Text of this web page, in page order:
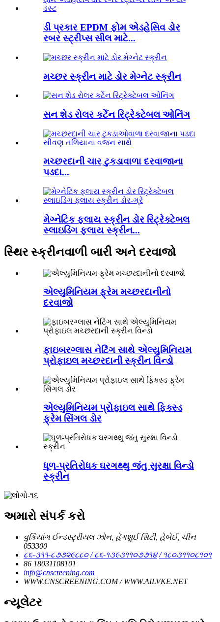
ડી પ્રકાર EPDM ફોમ એડહેસિવ ડોર
રબર સ્ટ્રીપ્સ સીલ માટે...
મચ્છર સ્ક્રીન માટે ડોર મેગ્નેટ સ્ક્રીન
સન શેડ રોલર કર્ટેન રિટ્રેક્ટેબલ ઓનિંગ
મચ્છરદાની ચાર ટુકડાવાળા દરવાજાના
પડદા...
મેગ્નેટિક ફ્લાય સ્ક્રીન ડોર રિટ્રેક્ટેબલ
સ્લાઇડિંગ ફ્લાય સ્ક્રીન...
સ્થિર સ્ક્રીનવાળી બારી અને દરવાજો
એલ્યુમિનિયમ ફ્રેમ મચ્છરદાનીનો
દરવાજો
ફાઇબરગ્લાસ નેટિંગ સાથે એલ્યુમિનિયમ
પ્રોફાઇલ મચ્છરદાની સ્ક્રીન વિન્ડો
એલ્યુમિનિયમ પ્રોફાઇલ સાથે ફિક્સ્ડ
ફ્રેમ સિંગલ ડોર
ધૂળ-પ્રતિરોધક ઘરગથ્થુ જંતુ સુરક્ષા વિન્ડો
સ્ક્રીન
અમારો સંપર્ક કરો
વુકિયાંગ ઈન્ડસ્ટ્રીયલ ઝોન, હેંગશુઈ સિટી, હેબેઈ, ચીન
053300
૮૬-૩૧૧-૮૭૭૨૯૮૮૦ / ૮૬-૧૩૯૩૧૧૦૭૭૧૪ / ૧૮૦૩૧૧૦૮૧૦૧
86 18031108101
info@cnscreening.com
WWW.CNSCREENING.COM / WWW.AILVKE.NET
ન્યૂલેટર